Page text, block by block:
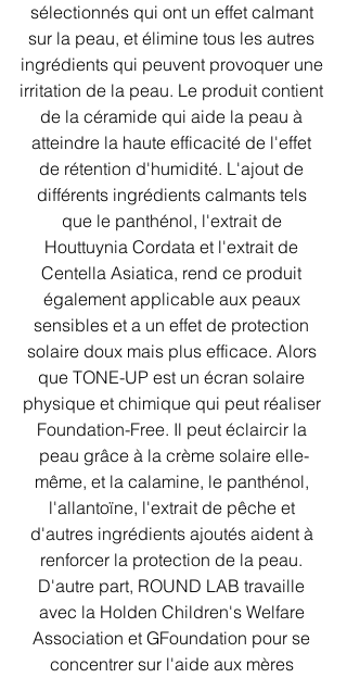
sélectionnés qui ont un effet calmant
sur la peau, et élimine tous les autres
ingrédients qui peuvent provoquer une
irritation de la peau. Le produit contient
de la céramide qui aide la peau à
atteindre la haute efficacité de l'effet
de rétention d'humidité. L'ajout de
différents ingrédients calmants tels
que le panthénol, l'extrait de
Houttuynia Cordata et l'extrait de
Centella Asiatica, rend ce produit
également applicable aux peaux
sensibles et a un effet de protection
solaire doux mais plus efficace. Alors
que TONE-UP est un écran solaire
physique et chimique qui peut réaliser
Foundation-Free. Il peut éclaircir la
peau grâce à la crème solaire elle-
même, et la calamine, le panthénol,
l'allantoïne, l'extrait de pêche et
d'autres ingrédients ajoutés aident à
renforcer la protection de la peau.
D'autre part, ROUND LAB travaille
avec la Holden Children's Welfare
Association et GFoundation pour se
concentrer sur l'aide aux mères